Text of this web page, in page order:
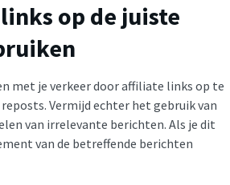
op de juiste
met je verkeer door affiliate links op te
Vermijd echter het gebruik van
van irrelevante berichten. Als je dit
van de betreffende berichten